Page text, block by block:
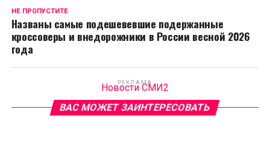
НЕ ПРОПУСТИТЕ
Названы самые подешевевшие подержанные
кроссоверы и внедорожники в России весной 2026
года
РЕКЛАМА
Новости СМИ2
ВАС МОЖЕТ ЗАИНТЕРЕСОВАТЬ